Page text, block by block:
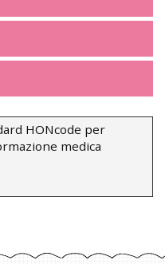
HONcode per
medica